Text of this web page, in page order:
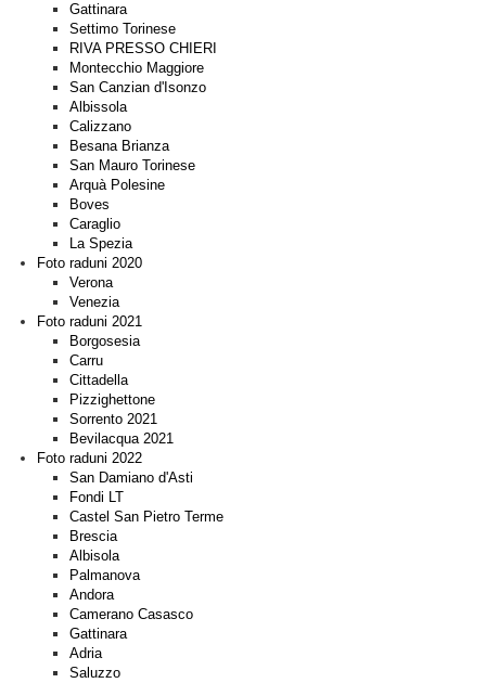
Gattinara
Settimo Torinese
RIVA PRESSO CHIERI
Montecchio Maggiore
San Canzian d'Isonzo
Albissola
Calizzano
Besana Brianza
San Mauro Torinese
Arquà Polesine
Boves
Caraglio
La Spezia
Foto raduni 2020
Verona
Venezia
Foto raduni 2021
Borgosesia
Carru
Cittadella
Pizzighettone
Sorrento 2021
Bevilacqua 2021
Foto raduni 2022
San Damiano d'Asti
Fondi LT
Castel San Pietro Terme
Brescia
Albisola
Palmanova
Andora
Camerano Casasco
Gattinara
Adria
Saluzzo